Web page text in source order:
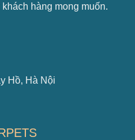
hàng mong muốn.
Hồ, Hà Nội